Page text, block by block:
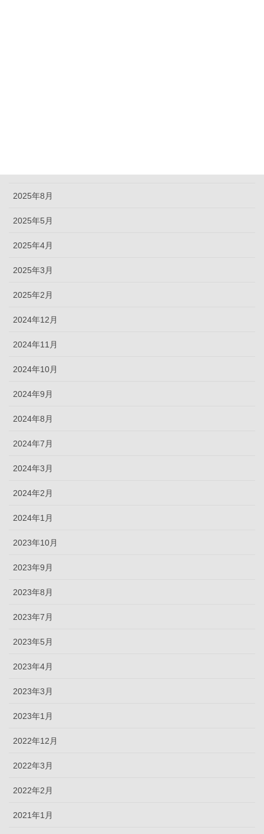
2025年8月
2025年5月
2025年4月
2025年3月
2025年2月
2024年12月
2024年11月
2024年10月
2024年9月
2024年8月
2024年7月
2024年3月
2024年2月
2024年1月
2023年10月
2023年9月
2023年8月
2023年7月
2023年5月
2023年4月
2023年3月
2023年1月
2022年12月
2022年3月
2022年2月
2021年1月